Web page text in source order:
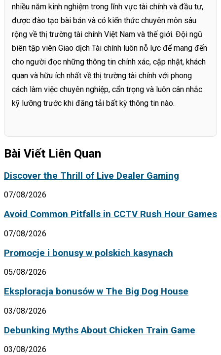
nhiều năm kinh nghiệm trong lĩnh vực tài chính và đầu tư,
được đào tạo bài bản và có kiến thức chuyên môn sâu
rộng về thị trường tài chính Việt Nam và thế giới. Đội ngũ
biên tập viên Giao dịch Tài chính luôn nỗ lực để mang đến
cho người đọc những thông tin chính xác, cập nhật, khách
quan và hữu ích nhất về thị trường tài chính với phong
cách làm việc chuyên nghiệp, cẩn trọng và luôn cân nhắc
kỹ lưỡng trước khi đăng tải bất kỳ thông tin nào.
Bài Viết Liên Quan
Discover the Thrill of Live Dealer Gaming
07/08/2026
Avoid Common Pitfalls in CCTV Rush Hour Games
07/08/2026
Promocje i bonusy w polskich kasynach
05/08/2026
Eksploracja bonusów w The Big Dog House
03/08/2026
Debunking Myths About Chicken Train Game
03/08/2026